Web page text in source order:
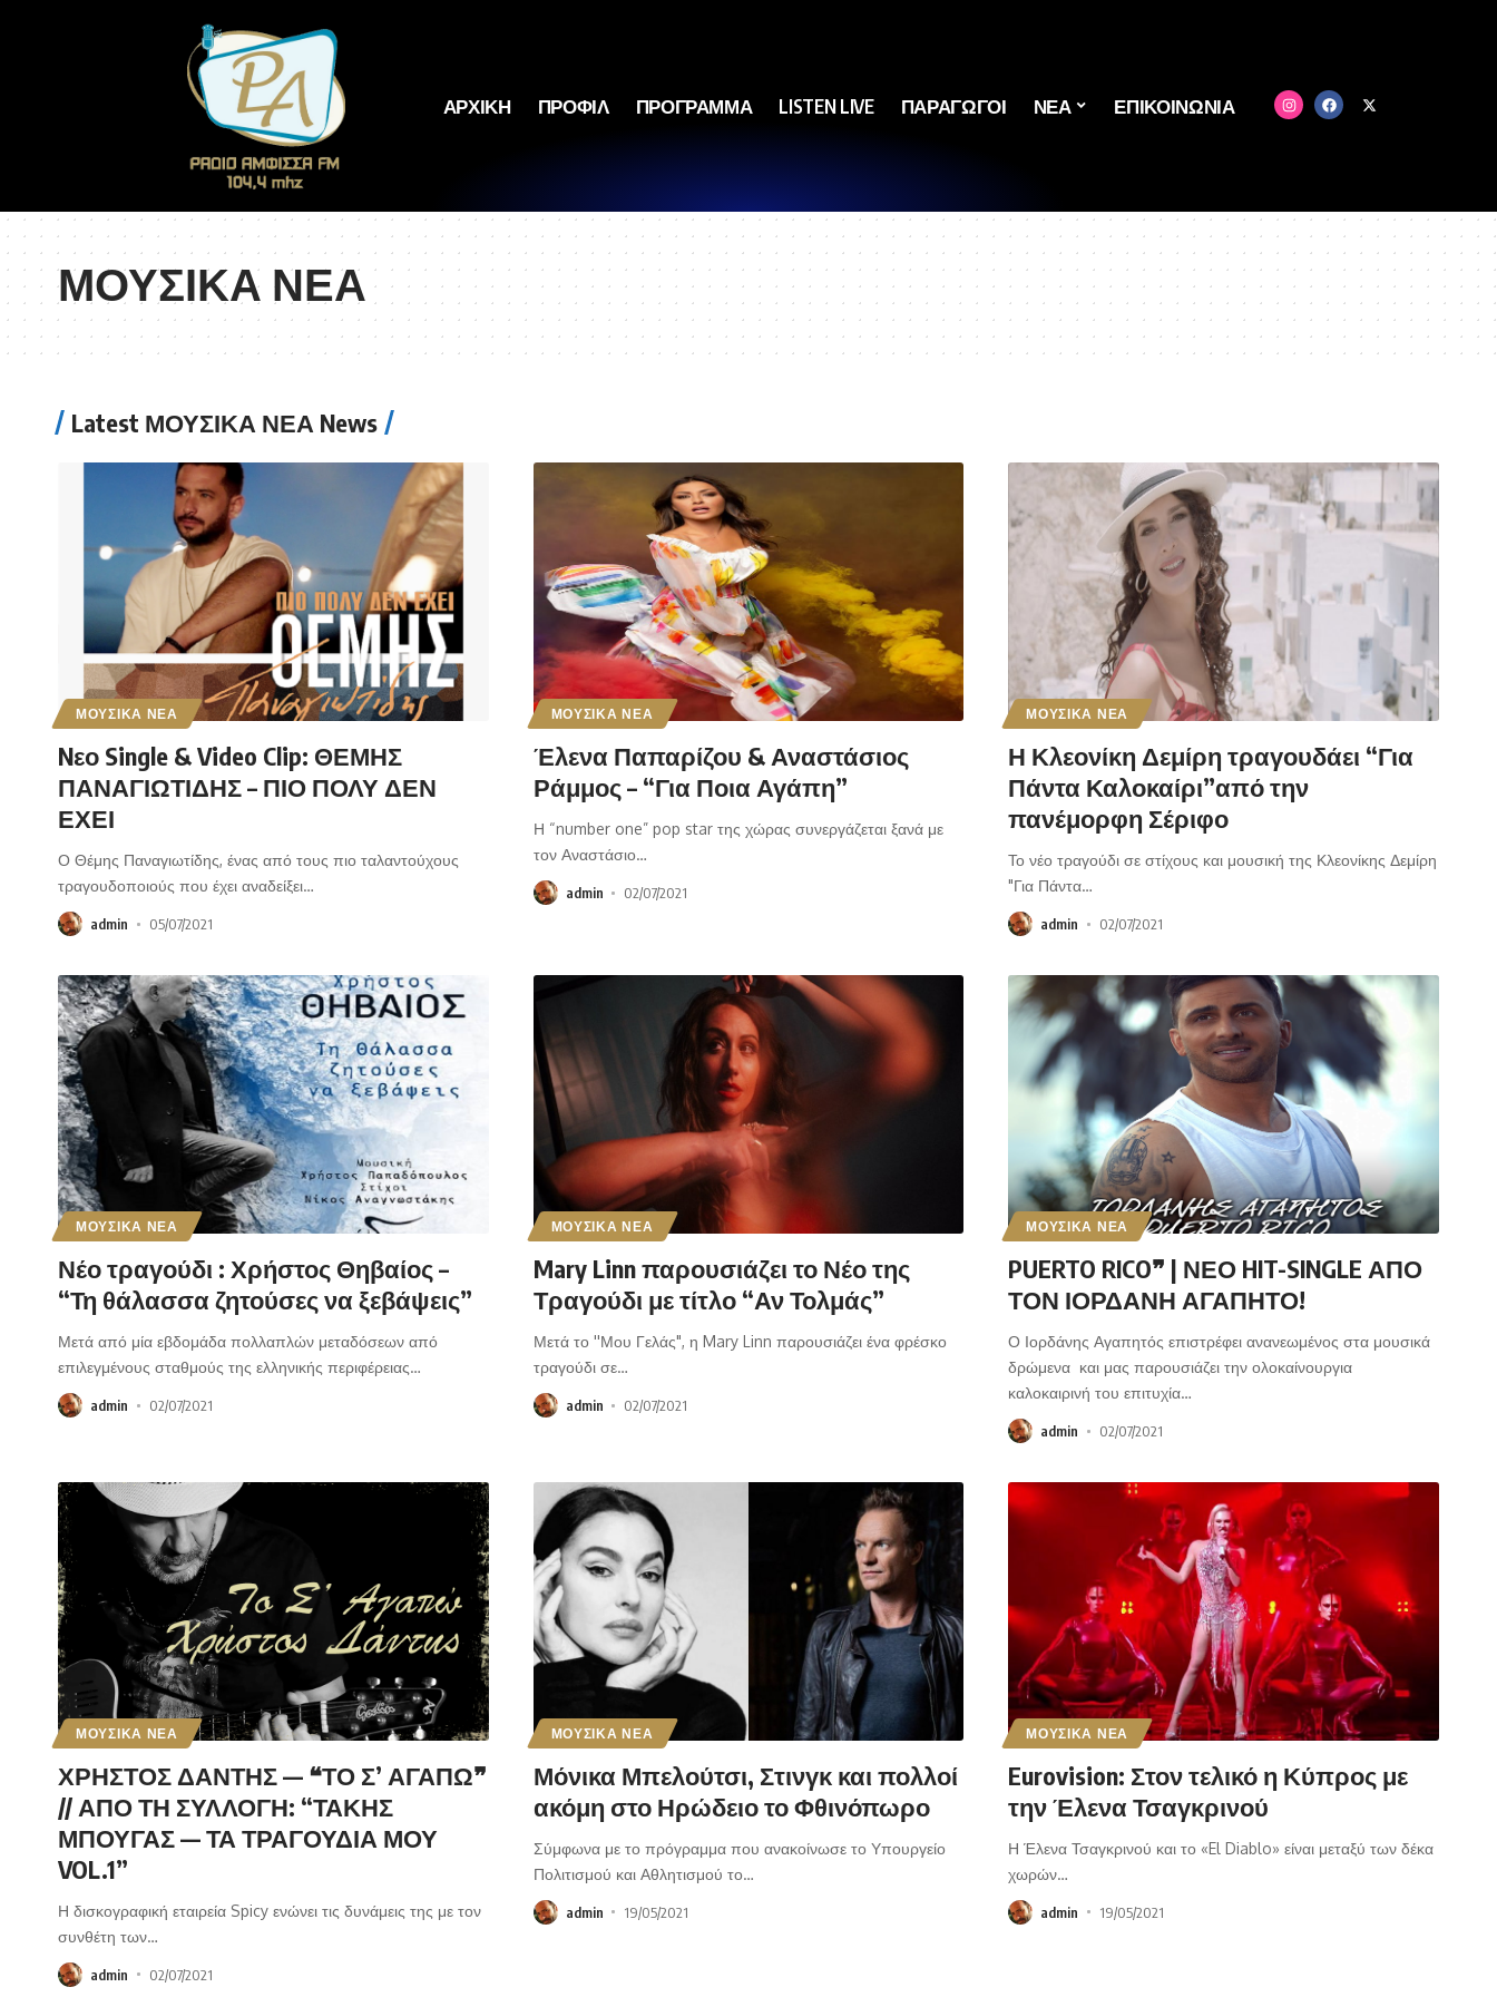
ΑΡΧΙΚΗ ΠΡΟΦΙΛ ΠΡΟΓΡΑΜΜΑ LISTEN LIVE ΠΑΡΑΓΩΓΟΙ ΝΕΑ ΕΠΙΚΟΙΝΩΝΙΑ
ΜΟΥΣΙΚΑ ΝΕΑ
Latest ΜΟΥΣΙΚΑ ΝΕΑ News
ΜΟΥΣΙΚΑ ΝΕΑ
Nεο Single & Video Clip: ΘΕΜΗΣ
ΠΑΝΑΓΙΩΤΙΔΗΣ – ΠΙΟ ΠΟΛΥ ΔΕΝ
ΕΧΕΙ
Ο Θέμης Παναγιωτίδης, ένας από τους πιο ταλαντούχους
τραγουδοποιούς που έχει αναδείξει…
admin 05/07/2021
ΜΟΥΣΙΚΑ ΝΕΑ
Έλενα Παπαρίζου & Αναστάσιος
Ράμμος – “Για Ποια Αγάπη”
Η “number one” pop star της χώρας συνεργάζεται ξανά με
τον Αναστάσιο…
admin 02/07/2021
ΜΟΥΣΙΚΑ ΝΕΑ
Η Κλεονίκη Δεμίρη τραγουδάει “Για
Πάντα Καλοκαίρι”από την
πανέμορφη Σέριφο
Το νέο τραγούδι σε στίχους και μουσική της Κλεονίκης Δεμίρη
"Για Πάντα…
admin 02/07/2021
ΜΟΥΣΙΚΑ ΝΕΑ
Νέο τραγούδι : Χρήστος Θηβαίος –
“Τη θάλασσα ζητούσες να ξεβάψεις”
Μετά από μία εβδομάδα πολλαπλών μεταδόσεων από
επιλεγμένους σταθμούς της ελληνικής περιφέρειας…
admin 02/07/2021
ΜΟΥΣΙΚΑ ΝΕΑ
Mary Linn παρουσιάζει το Νέο της
Τραγούδι με τίτλο “Αν Τολμάς”
Μετά το ''Μου Γελάς", η Mary Linn παρουσιάζει ένα φρέσκο
τραγούδι σε…
admin 02/07/2021
ΜΟΥΣΙΚΑ ΝΕΑ
PUERTO RICO❞ | ΝΕΟ HIT-SINGLE ΑΠΟ
ΤΟΝ ΙΟΡΔΑΝΗ ΑΓΑΠΗΤΟ!
Ο Ιορδάνης Αγαπητός επιστρέφει ανανεωμένος στα μουσικά
δρώμενα και μας παρουσιάζει την ολοκαίνουργια
καλοκαιρινή του επιτυχία…
admin 02/07/2021
ΜΟΥΣΙΚΑ ΝΕΑ
ΧΡΗΣΤΟΣ ΔΑΝΤΗΣ — ❝ΤΟ Σ’ ΑΓΑΠΩ❞
// ΑΠΟ ΤΗ ΣΥΛΛΟΓΗ: “ΤΑΚΗΣ
ΜΠΟΥΓΑΣ — ΤΑ ΤΡΑΓΟΥΔΙΑ ΜΟΥ
VOL.1”
Η δισκογραφική εταιρεία Spicy ενώνει τις δυνάμεις της με τον
συνθέτη των…
admin 02/07/2021
ΜΟΥΣΙΚΑ ΝΕΑ
Μόνικα Μπελούτσι, Στινγκ και πολλοί
ακόμη στο Ηρώδειο το Φθινόπωρο
Σύμφωνα με το πρόγραμμα που ανακοίνωσε το Υπουργείο
Πολιτισμού και Αθλητισμού το…
admin 19/05/2021
ΜΟΥΣΙΚΑ ΝΕΑ
Eurovision: Στον τελικό η Κύπρος με
την Έλενα Τσαγκρινού
Η Έλενα Τσαγκρινού και το «El Diablo» είναι μεταξύ των δέκα
χωρών…
admin 19/05/2021